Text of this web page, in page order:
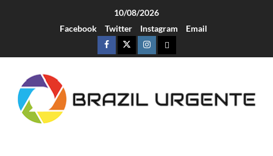
10/08/2026
Facebook
Twitter Instagram Email